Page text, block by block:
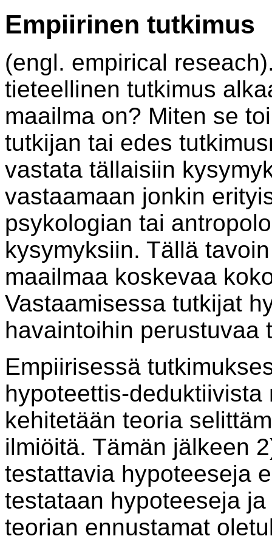
Empiirinen tutkimus
(engl. empirical
tieteellinen tutkimus
maailma on? Miten se
tutkijan tai edes
vastata tällaisiin
vastaamaan jonkin
psykologian tai
kysymyksiin. Tällä
maailmaa koskevaa
Vastaamisessa tutkijat
havaintoihin perustuvaa
Empiirisessä
hypoteettis-
kehitetään teoria
ilmiöitä. Tämän jälkeen
testattavia hypoteeseja
testataan hypoteeseja
teorian ennustamat